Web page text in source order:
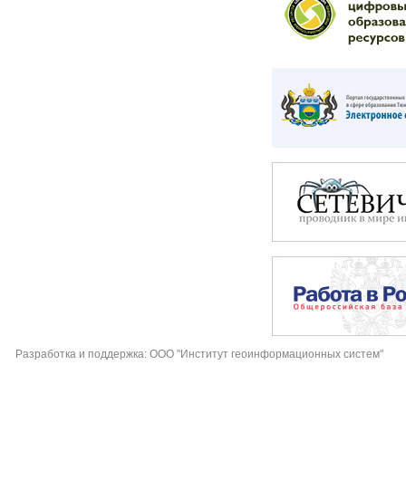
Разработка и поддержка: ООО "Институт геоинформационных систем"